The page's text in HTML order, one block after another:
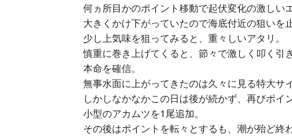
何ヵ所目かのポイント移動で起伏変化の激しい
大きくかけ下がっていたので海底付近の狙いを止
少し上気味を狙ってみると、重々しいアタリ。
慎重に巻き上げてくると、節々で激しく叩く引き
本命を確信。
無事水面に上がってきたのは久々に見る特大サ
しかしなかなかこの日は後が続かず、再びポイ
小型のアカムツを1尾追加。
その後はポイントを転々とするも、潮が殆ど終